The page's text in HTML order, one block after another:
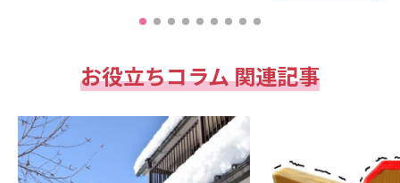
お役立ちコラム 関連記事